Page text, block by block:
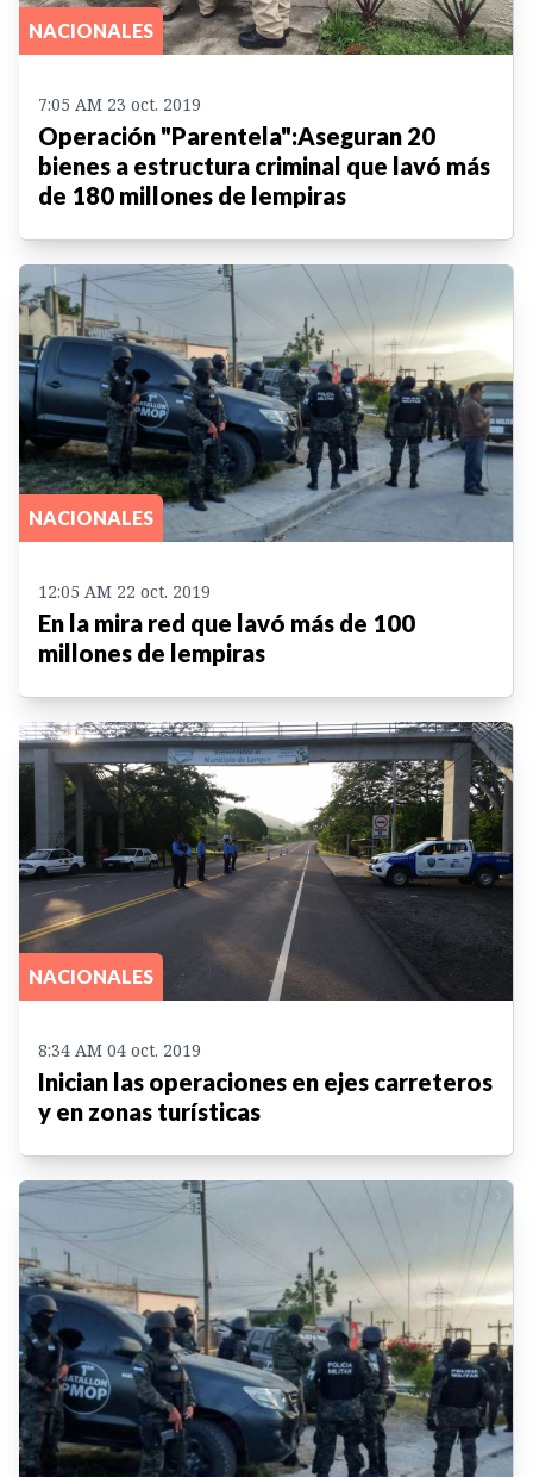
NACIONALES
7:05 AM 23 oct. 2019
Operación "Parentela":Aseguran 20
bienes a estructura criminal que lavó más
de 180 millones de lempiras
NACIONALES
12:05 AM 22 oct. 2019
En la mira red que lavó más de 100
millones de lempiras
NACIONALES
8:34 AM 04 oct. 2019
Inician las operaciones en ejes carreteros
y en zonas turísticas